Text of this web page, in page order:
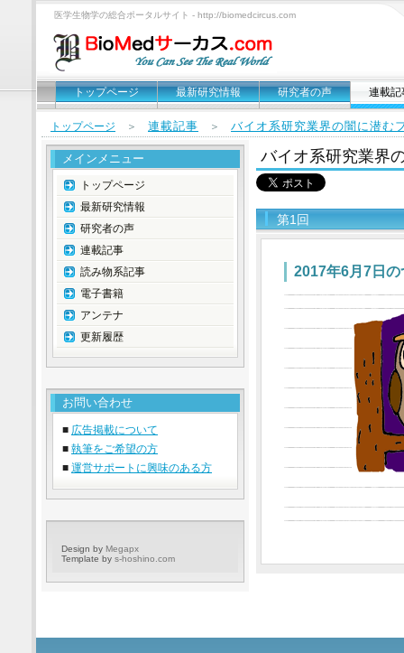
医学生物学の総合ポータルサイト - http://biomedcircus.com
トップページ 最新研究情報 研究者の声 連載記
トップページ ＞ 連載記事 ＞ バイオ系研究業界の闇に潜む
バイオ系研究業界
第1回
2017年6月7日の
メインメニュー
トップページ
最新研究情報
研究者の声
連載記事
読み物系記事
電子書籍
アンテナ
更新履歴
お問い合わせ
■ 広告掲載について
■ 執筆をご希望の方
■ 運営サポートに興味のある方
Design by Megapx
Template by s-hoshino.com